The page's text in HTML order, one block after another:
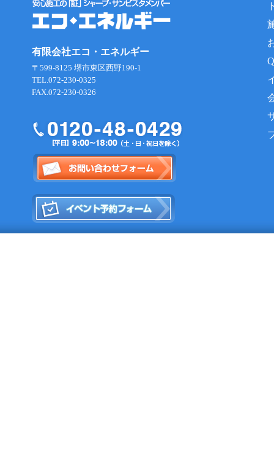
有限会社エコ・エネルギー
〒599-8125 堺市東区西野190-1
TEL.072-230-0325
FAX.072-230-0326